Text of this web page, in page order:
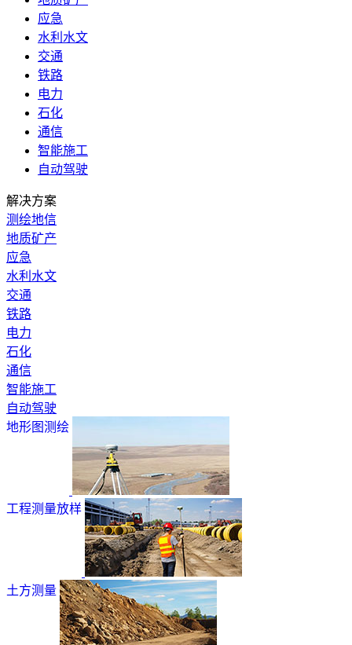
应急
水利水文
交通
铁路
电力
石化
通信
智能施工
自动驾驶
解决方案
测绘地信
地质矿产
应急
水利水文
交通
铁路
电力
石化
通信
智能施工
自动驾驶
地形图测绘
工程测量放样
土方测量